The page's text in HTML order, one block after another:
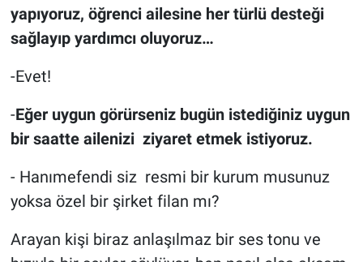
yapıyoruz, öğrenci ailesine her türlü desteği
sağlayıp yardımcı oluyoruz…
-Evet!
-Eğer uygun görürseniz bugün istediğiniz uygun
bir saatte ailenizi ziyaret etmek istiyoruz.
- Hanımefendi siz resmi bir kurum musunuz
yoksa özel bir şirket filan mı?
Arayan kişi biraz anlaşılmaz bir ses tonu ve